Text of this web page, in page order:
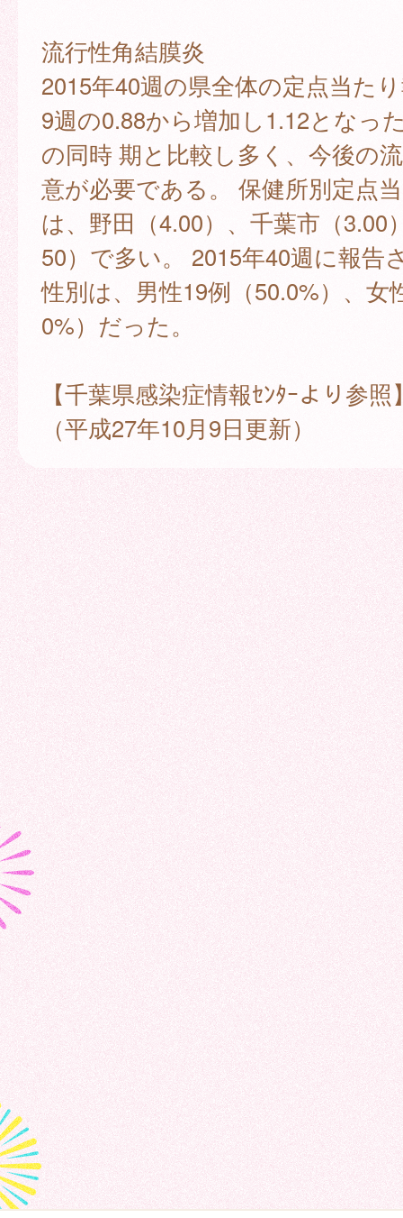
流行性角結膜炎
2015年40週の県全体の定点当た
9週の0.88から増加し1.12となっ
の同時 期と比較し多く、今後の
意が必要である。 保健所別定点
は、野田（4.00）、千葉市（3.00
50）で多い。 2015年40週に報告
性別は、男性19例（50.0%）、女
0%）だった。
【千葉県感染症情報ｾﾝﾀｰより参照
（平成27年10月9日更新）